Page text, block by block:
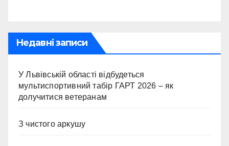
Недавні записи
У Львівській області відбудеться
мультиспортивний табір ГАРТ 2026 – як
долучитися ветеранам
З чистого аркушу